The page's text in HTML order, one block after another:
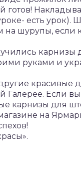
есть
на шурупы, если
карнизы
руками и
красивые
Галерее. Если
карнизы для
на